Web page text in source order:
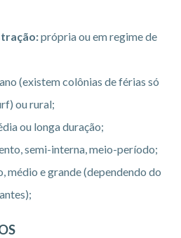
própria ou em regime de
(existem colônias de férias só
ou rural;
ou longa duração;
semi-interna, meio-período;
médio e grande (dependendo do